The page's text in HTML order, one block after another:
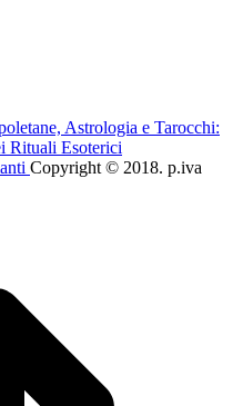
Astrologia e Tarocchi:
Rituali Esoterici
Copyright © 2018. p.iva